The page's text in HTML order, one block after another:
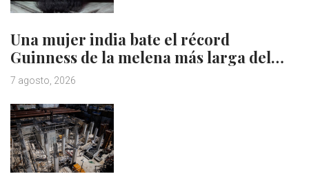
Una mujer india bate el récord
Guinness de la melena más larga del…
7 agosto, 2026